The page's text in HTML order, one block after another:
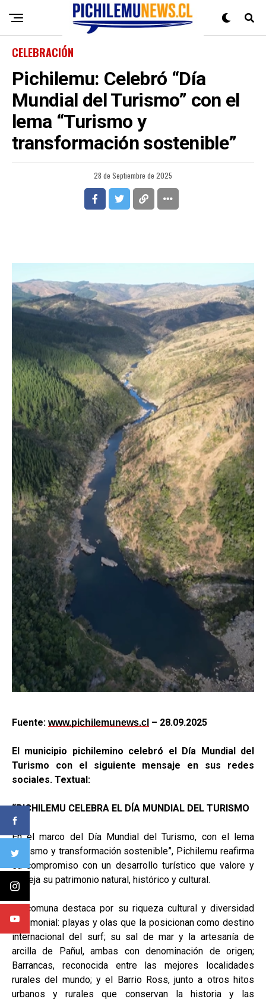
CELEBRACIÓN
Pichilemu: Celebró “Día
Mundial del Turismo” con el
lema “Turismo y
transformación sostenible”
28 de Septiembre de 2025
Fuente: www.pichilemunews.cl – 28.09.2025
El municipio pichilemino celebró el Día Mundial del
Turismo con el siguiente mensaje en sus redes
sociales. Textual:
“PICHILEMU CELEBRA EL DÍA MUNDIAL DEL TURISMO
En el marco del Día Mundial del Turismo, con el lema
“Turismo y transformación sostenible”, Pichilemu reafirma
su compromiso con un desarrollo turístico que valore y
proteja su patrimonio natural, histórico y cultural.
La comuna destaca por su riqueza cultural y diversidad
patrimonial: playas y olas que la posicionan como destino
internacional del surf; su sal de mar y la artesanía de
arcilla de Pañul, ambas con denominación de origen;
Barrancas, reconocida entre las mejores localidades
rurales del mundo; y el Barrio Ross, junto a otros hitos
urbanos y rurales que conservan la historia y las